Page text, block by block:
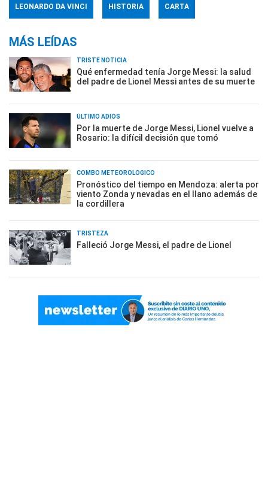
LEONARDO DA VINCI HISTORIA CARTA
MÁS LEÍDAS
TRISTE NOTICIA
Qué enfermedad tenía Jorge Messi: la salud
del padre de Lionel Messi antes de su muerte
ÚLTIMO ADIÓS
Por la muerte de Jorge Messi, Lionel vuelve a
Rosario: la difícil decisión que tomó
COMBO METEOROLÓGICO
Pronóstico del tiempo en Mendoza: alerta por
viento Zonda y nevadas en el llano además de
la cordillera
TRISTEZA
Falleció Jorge Messi, el padre de Lionel